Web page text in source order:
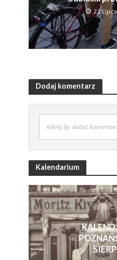
22
Dodaj komentarz
kliknij by dodać
Kalendarium